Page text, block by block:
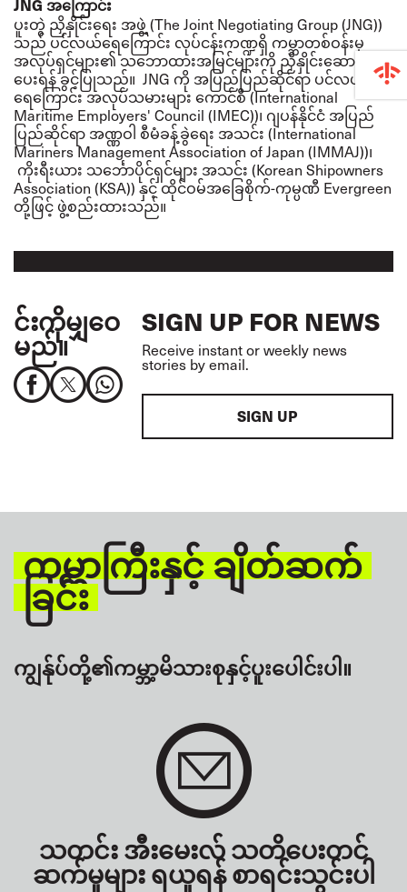
JNG အကြောင်း
ပူးတွဲ ညှိနှိုင်းရေး အဖွဲ့ (The Joint Negotiating Group (JNG))
သည် ပင်လယ်ရေကြောင်း လုပ်ငန်းကဏ္ဍရှိ ကမ္ဘာတစ်ဝန်းမှ
အလုပ်ရှင်များ၏ သဘောထားအမြင်များကို ညှိနှိုင်းဆောင်ရွက်
ပေးရန် ခွင့်ပြုသည်။ JNG ကို အပြည်ပြည်ဆိုင်ရာ ပင်လယ်
ရေကြောင်း အလုပ်သမားများ ကောင်စီ(International
Maritime Employers' Council (IMEC))၊ ဂျပန်နိုင်ငံ အပြည်
ပြည်ဆိုင်ရာ အဏ္ဏဝါ စီမံခန့်ခွဲရေး အသင်း (International
Mariners Management Association of Japan (IMMAJ))၊
ကိုးရီးယား သင်္ဘောပိုင်ရှင်များ အသင်း (Korean Shipowners
Association (KSA)) နှင့် ထိုင်ဝမ်အခြေစိုက်-ကုမ္ပဏီ Evergreen
တို့ဖြင့် ဖွဲ့စည်းထားသည်။
င်းကိုမျှဝေ
မည်။
SIGN UP FOR NEWS
Receive instant or weekly news
stories by email.
SIGN UP
ကမ္ဘာကြီးနှင့် ချိတ်ဆက်
ခြင်း
ကျွန်ုပ်တို့၏ကမ္ဘာ့မိသားစုနှင့်ပူးပေါင်းပါ။
သတင်း အီးမေးလ် သတိပေးတင်
ဆက်မှုများ ရယူရန် စာရင်းသွင်းပါ